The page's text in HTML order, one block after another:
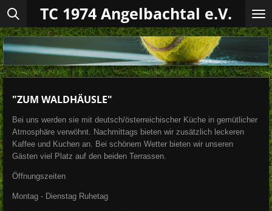
Zum
springen
TC 1974 Angelbachtal e.V.
"ZUM WALDHÄUSLE"
Bei uns werden sie mit deutsch/österreichischer Küche in gemütlicher
Atmosphäre verwöhnt. Nachmittags bieten wir zusätzlich leckeren
Kaffee und Kuchen an. Bei schönem Wetter bieten wir unseren
Gästen viel Platz auf den beiden Terrassen.
Öffnungszeiten
Montag - Dienstag Ruhetag